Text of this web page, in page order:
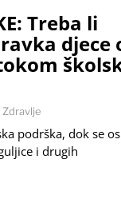
Treba li
djece
Zdravlje
podrška, dok se
i drugih